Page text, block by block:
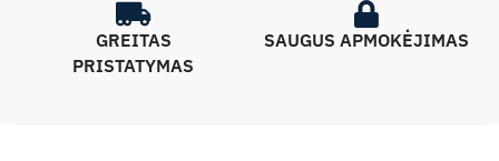
GREITAS
PRISTATYMAS
SAUGUS APMOKĖJIMAS